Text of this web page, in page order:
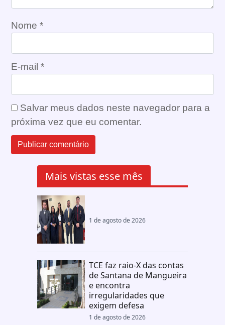
Nome *
E-mail *
Salvar meus dados neste navegador para a
próxima vez que eu comentar.
Mais vistas esse mês
1 de agosto de 2026
TCE faz raio-X das contas
de Santana de Mangueira
e encontra
irregularidades que
exigem defesa
1 de agosto de 2026